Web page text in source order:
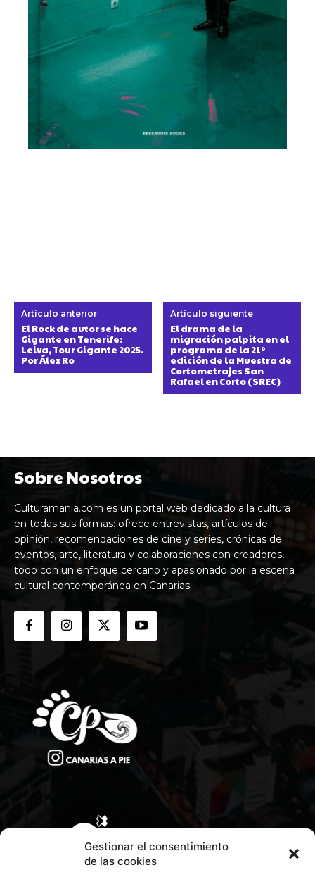
Gestionar el consentimiento
de las cookies
Artículo anterior
El Rock de autor se hace
Gigante en Tenerife:
Leiva, Tour Gigante 2025.
Por Álex Ro
Artículo siguiente
El drama de la
migración palpita en el
programa de la 21º
edición de la Muestra de
Cortometrajes San
Rafael en Corto (SREC)
Sobre Nosotros
Culturamania.com es un portal web dedicado a la cultura
en todas sus formas: ofrece entrevistas, artículos de
opinión, recomendaciones de cine y series, crónicas de
eventos, arte, literatura y colaboraciones con creadores,
todo con un enfoque cercano y apasionado por la escena
cultural contemporánea en Canarias.